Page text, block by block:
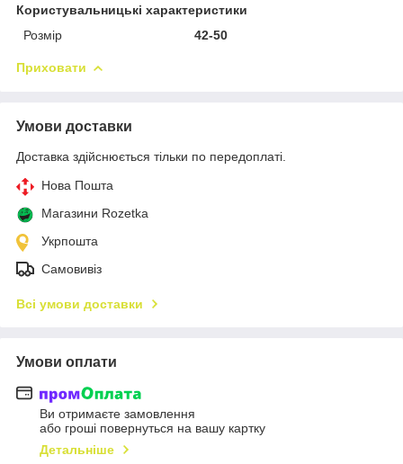
Користувальницькі характеристики
Розмір
42-50
Приховати
Умови доставки
Доставка здійснюється тільки по передоплаті.
Нова Пошта
Магазини Rozetka
Укрпошта
Самовивіз
Всі умови доставки
Умови оплати
Ви отримаєте замовлення
або гроші повернуться на вашу картку
Детальніше